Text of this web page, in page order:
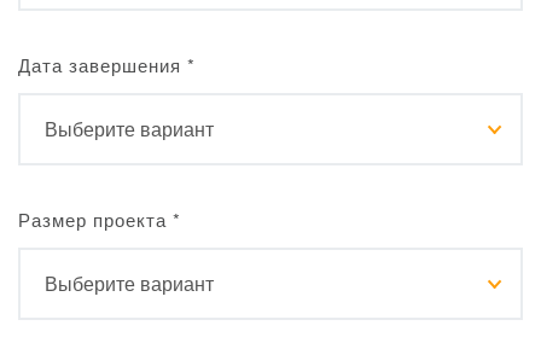
Дата завершения *
Размер проекта *